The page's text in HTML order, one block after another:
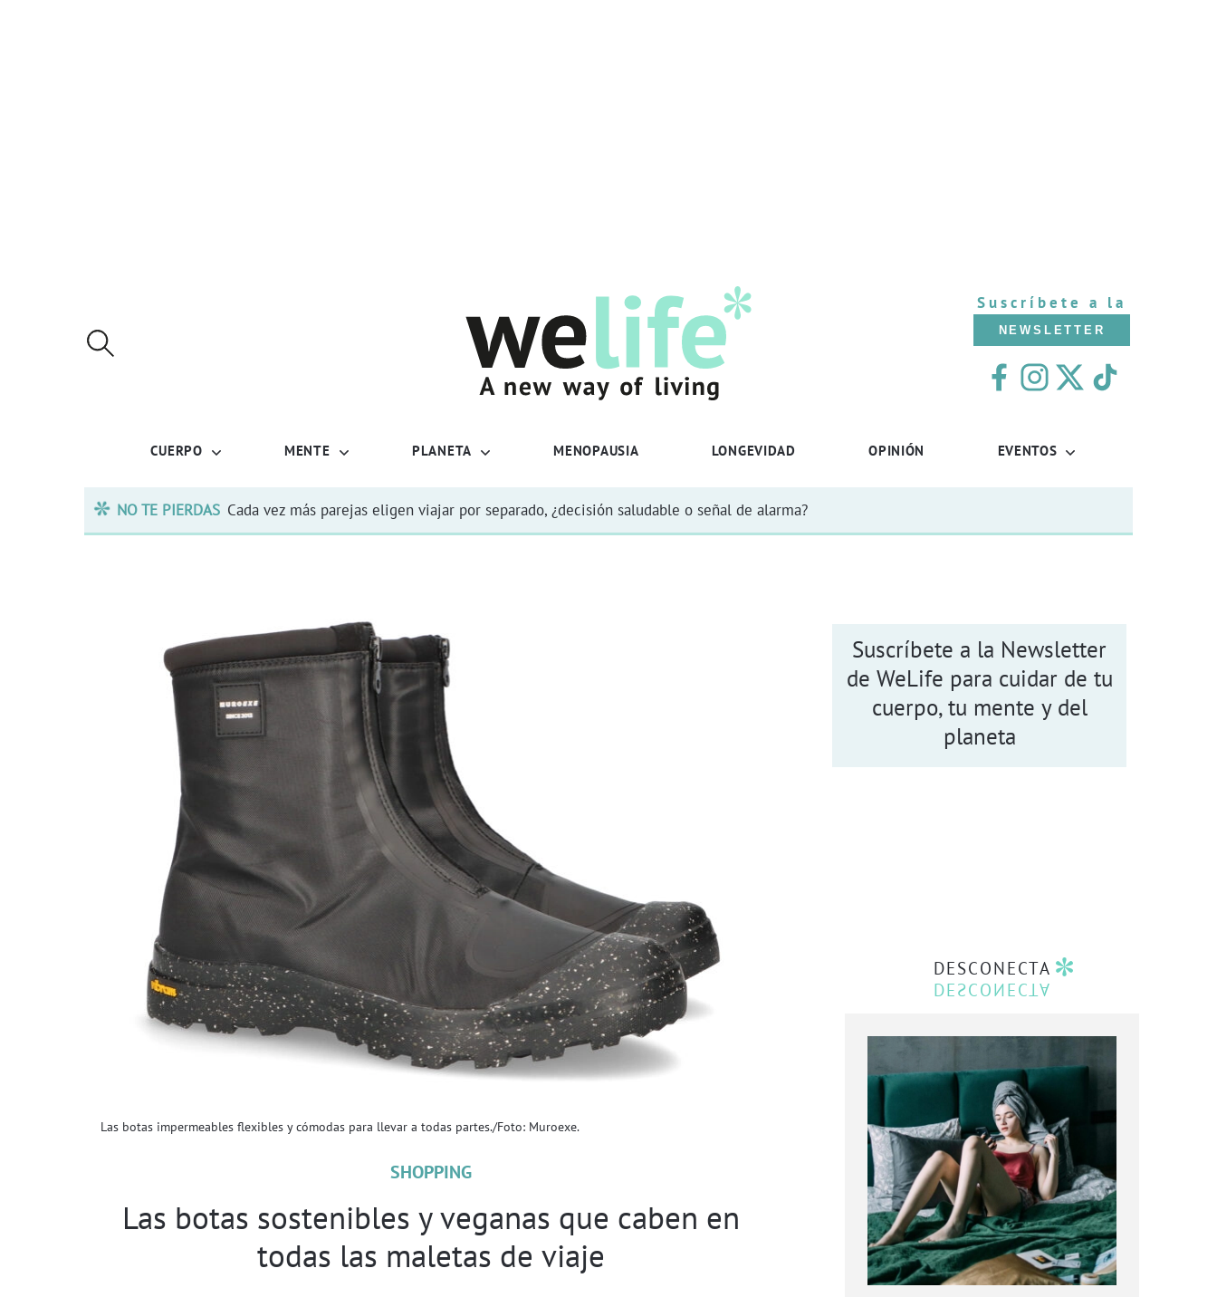
Suscríbete a la
NEWSLETTER
CUERPO MENTE PLANETA MENOPAUSIA LONGEVIDAD OPINIÓN EVENTOS
NO TE PIERDAS Cada vez más parejas eligen viajar por separado, ¿decisión saludable o señal de alarma?
Las botas impermeables flexibles y cómodas para llevar a todas partes./Foto: Muroexe.
SHOPPING
Las botas sostenibles y veganas que caben en
todas las maletas de viaje
Suscríbete a la Newsletter
de WeLife para cuidar de tu
cuerpo, tu mente y del
planeta
DESCONECTA